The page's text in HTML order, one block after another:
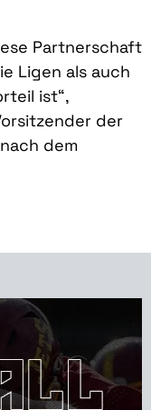
Partnerschaft
Ligen als auch
ist“,
der
dem